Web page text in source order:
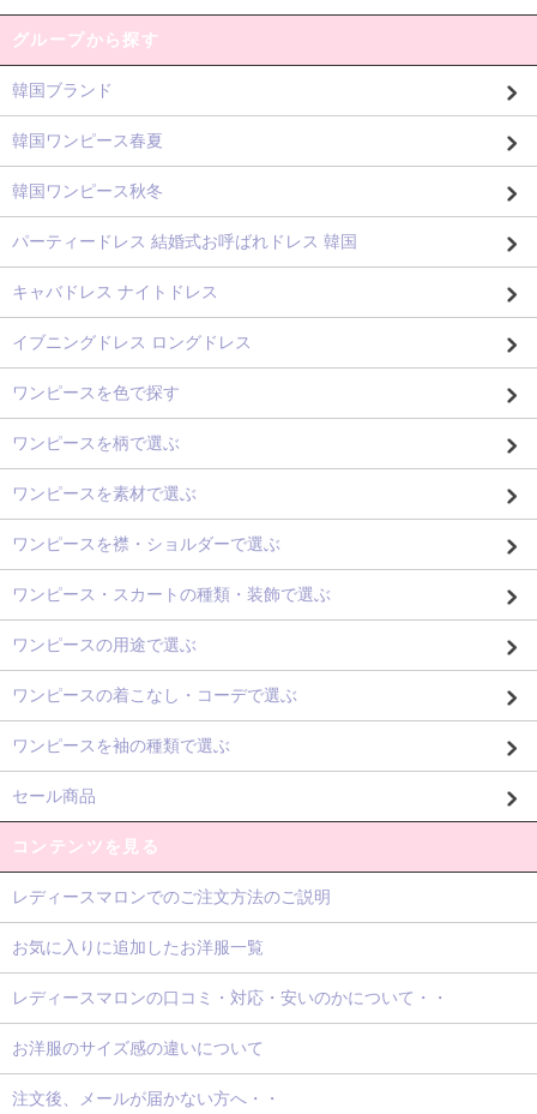
グループから探す
韓国ブランド
韓国ワンピース春夏
韓国ワンピース秋冬
パーティードレス 結婚式お呼ばれドレス 韓国
キャバドレス ナイトドレス
イブニングドレス ロングドレス
ワンピースを色で探す
ワンピースを柄で選ぶ
ワンピースを素材で選ぶ
ワンピースを襟・ショルダーで選ぶ
ワンピース・スカートの種類・装飾で選ぶ
ワンピースの用途で選ぶ
ワンピースの着こなし・コーデで選ぶ
ワンピースを袖の種類で選ぶ
セール商品
コンテンツを見る
レディースマロンでのご注文方法のご説明
お気に入りに追加したお洋服一覧
レディースマロンの口コミ・対応・安いのかについて・・
お洋服のサイズ感の違いについて
注文後、メールが届かない方へ・・